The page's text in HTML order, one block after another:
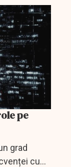
pe
grad
cu